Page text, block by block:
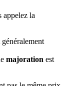
appelez la
majoration est